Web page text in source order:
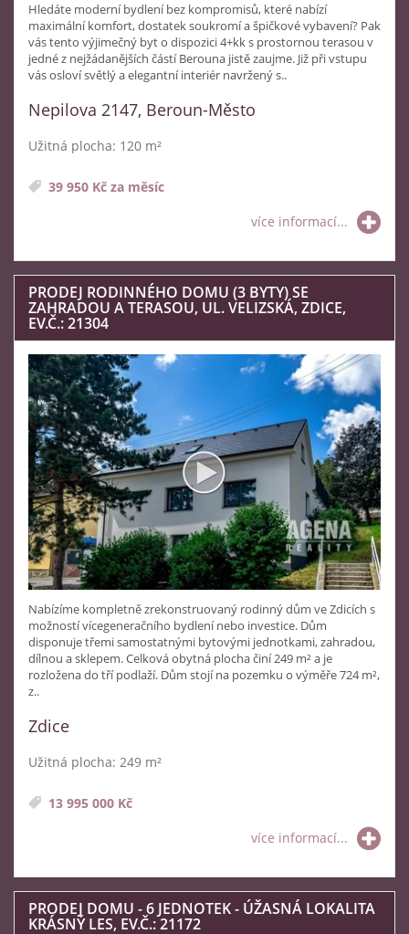
Hledáte moderní bydlení bez kompromisů, které nabízí
maximální komfort, dostatek soukromí a špičkové vybavení? Pak
vás tento výjimečný byt o dispozici 4+kk s prostornou terasou v
jedné z nejžádanějších částí Berouna jistě zaujme. Již při vstupu
vás osloví světlý a elegantní interiér navržený s..
Nepilova 2147, Beroun-Město
Užitná plocha: 120 m²
39 950 Kč za měsíc
více informací...
PRODEJ RODINNÉHO DOMU (3 BYTY) SE
ZAHRADOU A TERASOU, UL. VELIZSKÁ, ZDICE,
EV.Č.: 21304
Nabízíme kompletně zrekonstruovaný rodinný dům ve Zdicích s
možností vícegeneračního bydlení nebo investice. Dům
disponuje třemi samostatnými bytovými jednotkami, zahradou,
dílnou a sklepem. Celková obytná plocha činí 249 m² a je
rozložena do tří podlaží. Dům stojí na pozemku o výměře 724 m²,
z..
Zdice
Užitná plocha: 249 m²
13 995 000 Kč
více informací...
PRODEJ DOMU - 6 JEDNOTEK - ÚŽASNÁ LOKALITA
KRÁSNÝ LES, EV.Č.: 21172